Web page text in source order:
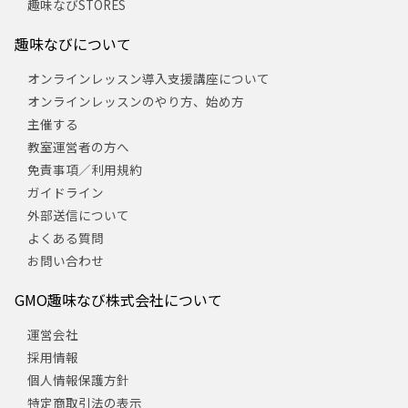
趣味なびSTORES
趣味なびについて
オンラインレッスン導入支援講座について
オンラインレッスンのやり方、始め方
主催する
教室運営者の方へ
免責事項／利用規約
ガイドライン
外部送信について
よくある質問
お問い合わせ
GMO趣味なび株式会社について
運営会社
採用情報
個人情報保護方針
特定商取引法の表示